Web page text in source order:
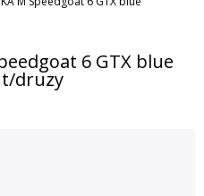
6 GTX blue
druzy